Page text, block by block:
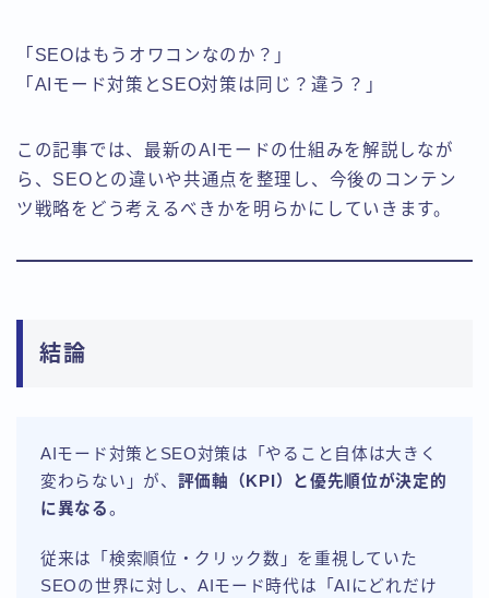
「SEOはもうオワコンなのか？」
「AIモード対策とSEO対策は同じ？違う？」
この記事では、最新のAIモードの仕組みを解説しなが
ら、SEOとの違いや共通点を整理し、今後のコンテン
ツ戦略をどう考えるべきかを明らかにしていきます。
結論
AIモード対策とSEO対策は「やること自体は大きく
変わらない」が、 評価軸（KPI）と優先順位が決定的
に異なる。
従来は「検索順位・クリック数」を重視していた
SEOの世界に対し、AIモード時代は「AIにどれだけ